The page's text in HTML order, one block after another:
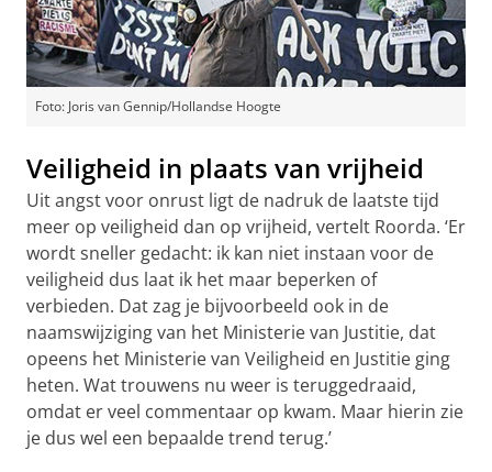
Foto: Joris van Gennip/Hollandse Hoogte
Veiligheid in plaats van vrijheid
Uit angst voor onrust ligt de nadruk de laatste tijd
meer op veiligheid dan op vrijheid, vertelt Roorda. ‘Er
wordt sneller gedacht: ik kan niet instaan voor de
veiligheid dus laat ik het maar beperken of
verbieden. Dat zag je bijvoorbeeld ook in de
naamswijziging van het Ministerie van Justitie, dat
opeens het Ministerie van Veiligheid en Justitie ging
heten. Wat trouwens nu weer is teruggedraaid,
omdat er veel commentaar op kwam. Maar hierin zie
je dus wel een bepaalde trend terug.’